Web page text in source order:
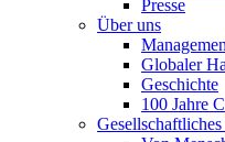
Presse
Über uns
Globaler
Geschichte
100 Jahre